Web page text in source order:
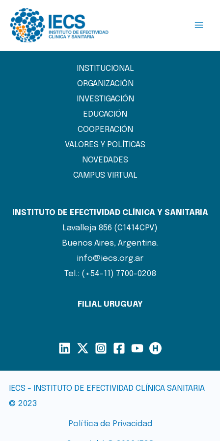
contenido
INSTITUCIONAL
ORGANIZACIÓN
INVESTIGACIÓN
EDUCACIÓN
COOPERACIÓN
VALORES Y POLÍTICAS
NOVEDADES
CAMPUS VIRTUAL
INSTITUTO DE EFECTIVIDAD CLÍNICA Y SANITARIA
Lavalleja 856 (C1414CPV)
Buenos Aires, Argentina.
info@iecs.org.ar
Tel.: (+54-11) 7700-0208
FILIAL URUGUAY
IECS - INSTITUTO DE EFECTIVIDAD CLÍNICA SANITARIA
© 2023
Política de Privacidad